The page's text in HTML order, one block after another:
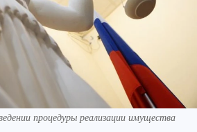
процедуры реализации имущества